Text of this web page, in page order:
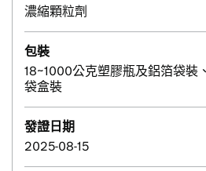
濃縮顆粒劑
包裝
18~1000公克塑膠瓶及鋁箔袋
袋盒裝
發證日期
2025-08-15